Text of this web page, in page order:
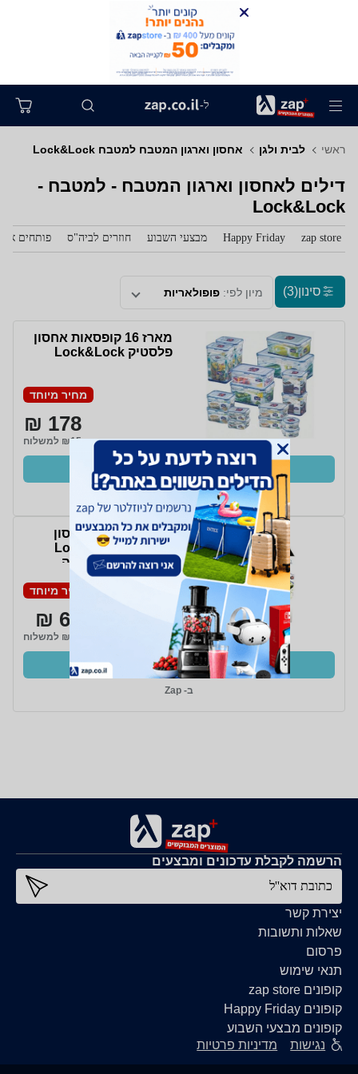
ל-
ראשי לבית ולגן אחסון וארגון המטבח למטבח Lock&Lock
דילים לאחסון וארגון המטבח - למטבח -
Lock&Lock
zap store
Happy Friday מבצעי השבוע חוזרים לביה"ס פותחים את
סינון(3) מיון לפי: פופולאריות
מארז 16 קופסאות אחסון
פלסטיק Lock&Lock
מחיר מיוחד
178 ₪
₪15 למשלוח
קנו עכשיו
ב- Zap
סט 5 קופסאות אחסון
הרמטיות של Lock &
Lock באריזת מתנה
מחיר מיוחד
61 ₪
₪15 למשלוח
קנו עכשיו
ב- Zap
יצירת קשר
שאלות ותשובות
פרסום
תנאי שימוש
קופונים zap store
קופונים Happy Friday
קופונים מבצעי השבוע
הרשמה לקבלת עדכונים ומבצעים
כתובת דוא''ל
נגישות מדיניות פרטיות